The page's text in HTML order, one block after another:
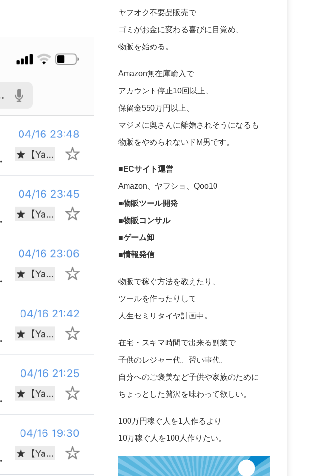
ヤフオク不要品販売で
ゴミがお金に変わる喜びに目覚め、
物販を始める。
Amazon無在庫輸入で
アカウント停止10回以上、
保留金550万円以上、
マジメに奥さんに離婚されそうになるも
物販をやめられないドM男です。
■ECサイト運営
Amazon、ヤフショ、Qoo10
■物販ツール開発
■物販コンサル
■ゲーム卸
■情報発信
物販で稼ぐ方法を教えたり、
ツールを作ったりして
人生セミリタイヤ計画中。
在宅・スキマ時間で出来る副業で
子供のレジャー代、習い事代、
自分へのご褒美など子供や家族のために
ちょっとした贅沢を味わって欲しい。
100万円稼ぐ人を1人作るより
10万稼ぐ人を100人作りたい。